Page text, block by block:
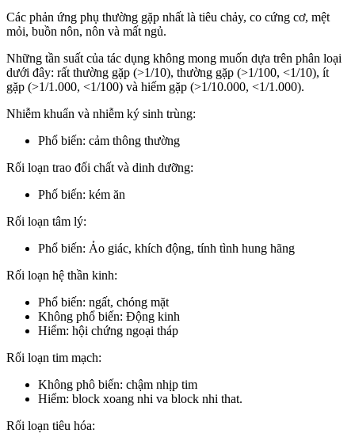
Các phản ứng phụ thường gặp nhất là tiêu chảy, co cứng cơ, mệt
mỏi, buồn nôn, nôn và mất ngủ.
Những tần suất của tác dụng không mong muốn dựa trên phân loại
dưới đây: rất thường gặp (>1/10), thường gặp (>1/100, <1/10), ít
gặp (>1/1.000, <1/100) và hiếm gặp (>1/10.000, <1/1.000).
Nhiễm khuẩn và nhiễm ký sinh trùng:
Phổ biến: cảm thông thường
Rối loạn trao đối chất và dinh dưỡng:
Phố biến: kém ăn
Rối loạn tâm lý:
Phổ biến: Ảo giác, khích động, tính tình hung hãng
Rối loạn hệ thần kinh:
Phổ biến: ngất, chóng mặt
Không phổ biến: Động kinh
Hiểm: hội chứng ngoại tháp
Rối loạn tim mạch:
Không phô biến: chậm nhịp tim
Hiểm: block xoang nhi va block nhi that.
Rối loạn tiêu hóa: